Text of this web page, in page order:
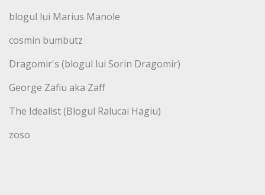
blogul lui Marius Manole
cosmin bumbutz
Dragomir's (blogul lui Sorin Dragomir)
George Zafiu aka Zaff
The Idealist (Blogul Ralucai Hagiu)
zoso